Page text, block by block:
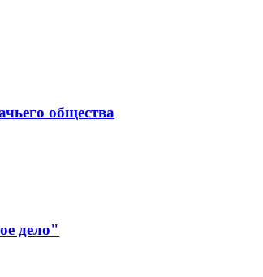
общества
дело"